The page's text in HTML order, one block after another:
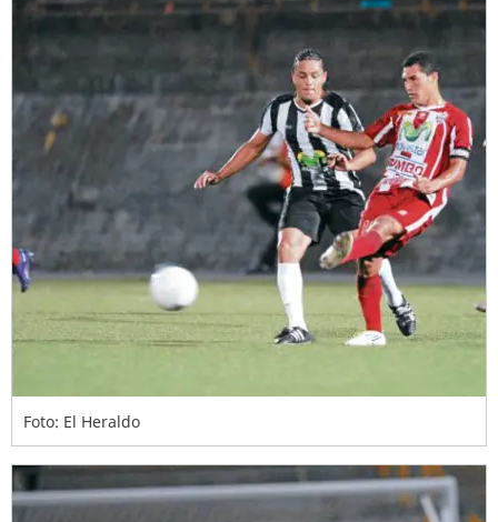
Foto: El Heraldo